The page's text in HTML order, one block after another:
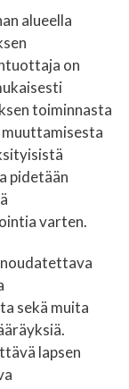
alueella
on
toiminnasta
pidetään
varten.
sekä muita
lapsen